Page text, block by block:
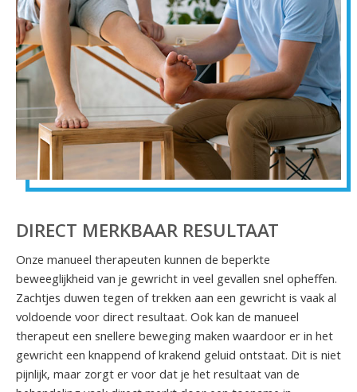
DIRECT MERKBAAR RESULTAAT
Onze manueel therapeuten kunnen de beperkte
beweeglijkheid van je gewricht in veel gevallen snel opheffen.
Zachtjes duwen tegen of trekken aan een gewricht is vaak al
voldoende voor direct resultaat. Ook kan de manueel
therapeut een snellere beweging maken waardoor er in het
gewricht een knappend of krakend geluid ontstaat. Dit is niet
pijnlijk, maar zorgt er voor dat je het resultaat van de